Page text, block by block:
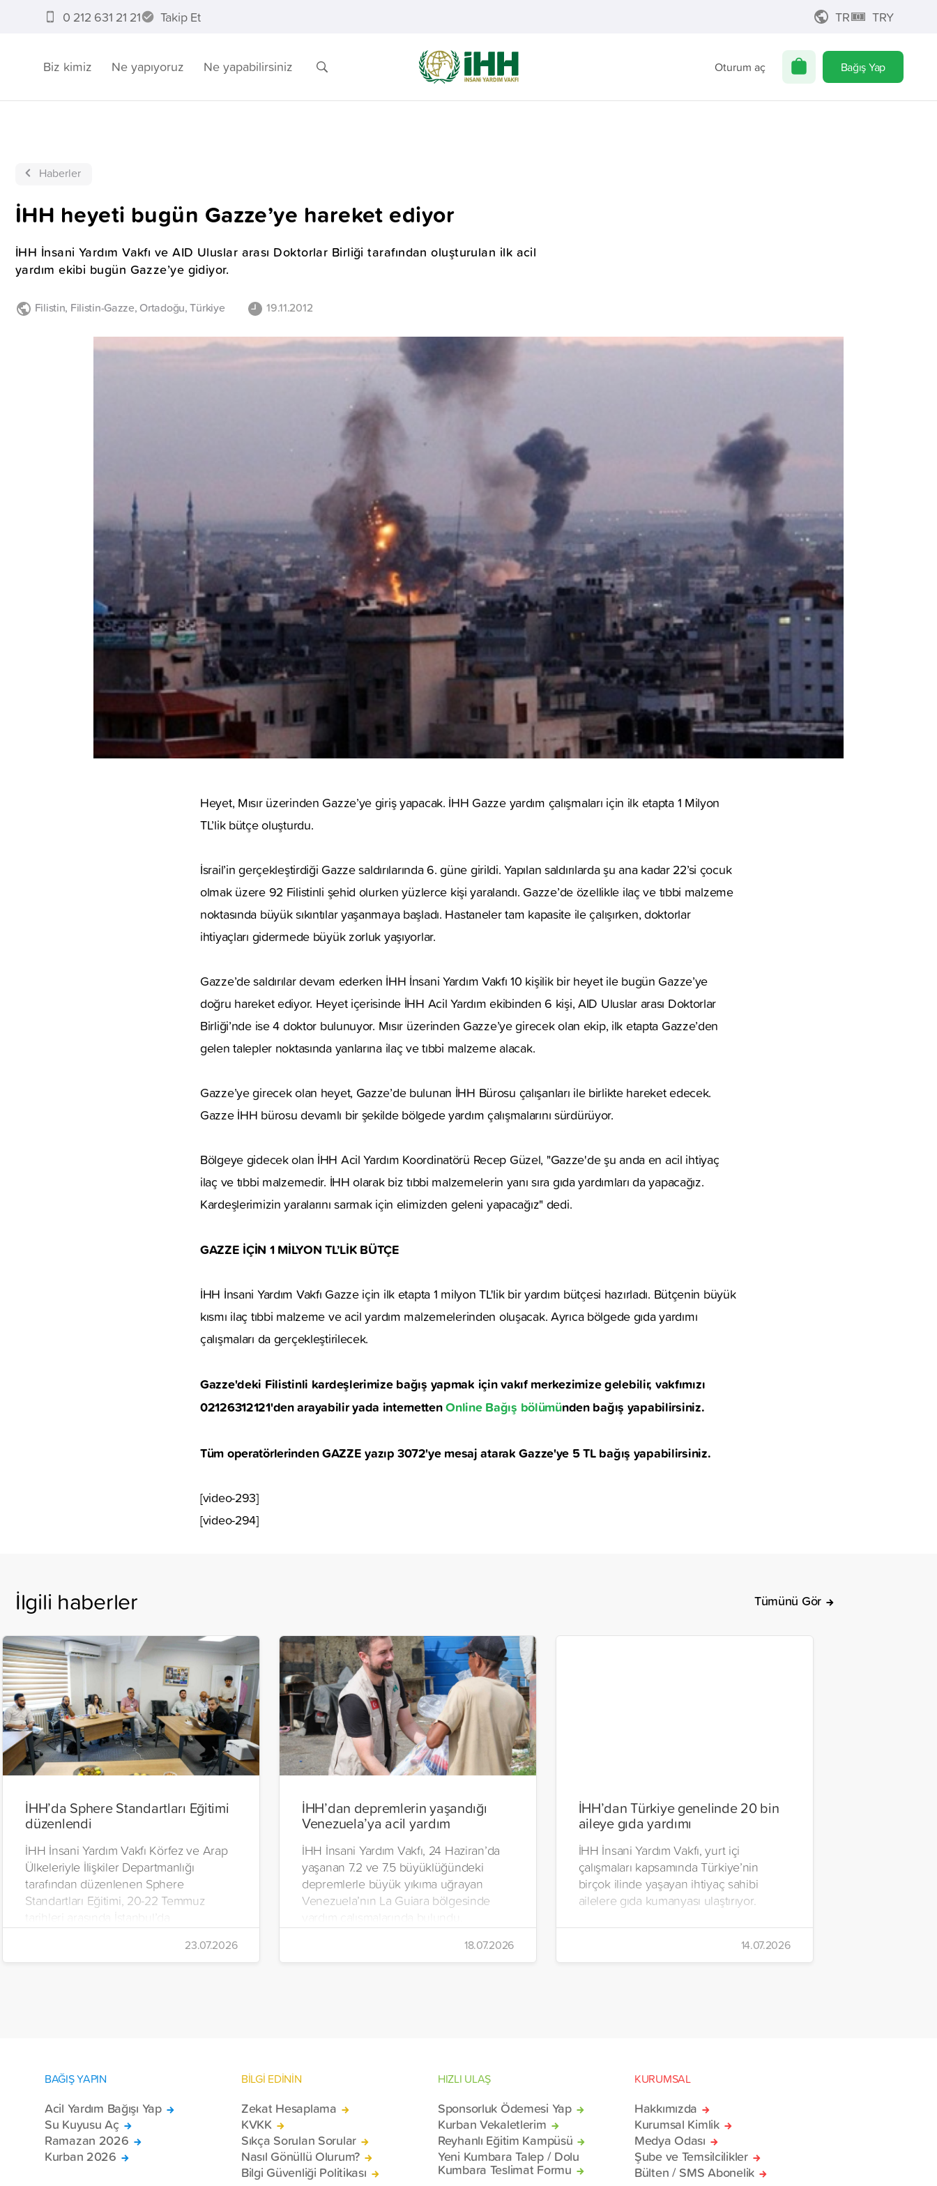
0 212 631 21 21 Takip Et TR TRY
Biz kimiz Ne yapıyoruz Ne yapabilirsiniz Oturum aç Bağış Yap
Haberler
İHH heyeti bugün Gazze’ye hareket ediyor
İHH İnsani Yardım Vakfı ve AID Uluslar arası Doktorlar Birliği tarafından oluşturulan ilk acil
yardım ekibi bugün Gazze’ye gidiyor.
Filistin, Filistin-Gazze,Ortadoğu,Türkiye 19.11.2012
Heyet, Mısır üzerinden Gazze’ye giriş yapacak. İHH Gazze yardım çalışmaları için ilk etapta 1 Milyon
TL’lik bütçe oluşturdu.
İsrail’in gerçekleştirdiği Gazze saldırılarında 6. güne girildi. Yapılan saldırılarda şu ana kadar 22’si çocuk
olmak üzere 92 Filistinli şehid olurken yüzlerce kişi yaralandı. Gazze’de özellikle ilaç ve tıbbi malzeme
noktasında büyük sıkıntılar yaşanmaya başladı. Hastaneler tam kapasite ile çalışırken, doktorlar
ihtiyaçları gidermede büyük zorluk yaşıyorlar.
Gazze’de saldırılar devam ederken İHH İnsani Yardım Vakfı 10 kişilik bir heyet ile bugün Gazze’ye
doğru hareket ediyor. Heyet içerisinde İHH Acil Yardım ekibinden 6 kişi, AID Uluslar arası Doktorlar
Birliği’nde ise 4 doktor bulunuyor. Mısır üzerinden Gazze’ye girecek olan ekip, ilk etapta Gazze’den
gelen talepler noktasında yanlarına ilaç ve tıbbi malzeme alacak.
Gazze’ye girecek olan heyet, Gazze’de bulunan İHH Bürosu çalışanları ile birlikte hareket edecek.
Gazze İHH bürosu devamlı bir şekilde bölgede yardım çalışmalarını sürdürüyor.
Bölgeye gidecek olan İHH Acil Yardım Koordinatörü Recep Güzel, "Gazze'de şu anda en acil ihtiyaç
ilaç ve tıbbi malzemedir. İHH olarak biz tıbbi malzemelerin yanı sıra gıda yardımları da yapacağız.
Kardeşlerimizin yaralarını sarmak için elimizden geleni yapacağız" dedi.
GAZZE İÇİN 1 MİLYON TL’LİK BÜTÇE
İHH İnsani Yardım Vakfı Gazze için ilk etapta 1 milyon TL'lik bir yardım bütçesi hazırladı. Bütçenin büyük
kısmı ilaç tıbbi malzeme ve acil yardım malzemelerinden oluşacak. Ayrıca bölgede gıda yardımı
çalışmaları da gerçekleştirilecek.
Gazze'deki Filistinli kardeşlerimize bağış yapmak için vakıf merkezimize gelebilir, vakfımızı
02126312121'den arayabilir yada internettenOnline Bağış bölümünden bağış yapabilirsiniz.
Tüm operatörlerinden GAZZE yazıp 3072'ye mesaj atarak Gazze'ye 5 TL bağış yapabilirsiniz.
[video-293]
[video-294]
İlgili haberler Tümünü Gör
İHH’da Sphere Standartları Eğitimi
düzenlendi
İHH İnsani Yardım Vakfı Körfez ve Arap
Ülkeleriyle İlişkiler Departmanlığı
tarafından düzenlenen Sphere
Standartları Eğitimi, 20-22 Temmuz
gerçekleştirildi.
23.07.2026
İHH’dan depremlerin yaşandığı
Venezuela’ya acil yardım
İHH İnsani Yardım Vakfı, 24 Haziran’da
yaşanan 7.2 ve 7.5 büyüklüğündeki
depremlerle büyük yıkıma uğrayan
Venezuela’nın La Guiara bölgesinde
Çalışmalar kapsamında, sıcak yemek,
içme suyu, gıda kolisi ve hijyen paketi
dağıtımları yapıldı.
18.07.2026
İHH’dan Türkiye genelinde 20 bin
aileye gıda yardımı
İHH İnsani Yardım Vakfı, yurt içi
çalışmaları kapsamında Türkiye’nin
birçok ilinde yaşayan ihtiyaç sahibi
ailelere gıda kumanyası ulaştırıyor.
14.07.2026
BAĞIŞ YAPIN
Acil Yardım Bağışı Yap
Su Kuyusu Aç
Ramazan 2026
Kurban 2026
BİLGİ EDİNİN
Zekat Hesaplama
KVKK
Sıkça Sorulan Sorular
Nasıl Gönüllü Olurum?
Bilgi Güvenliği Politikası
HIZLI ULAŞ
Sponsorluk Ödemesi Yap
Kurban Vekaletlerim
Reyhanlı Eğitim Kampüsü
Yeni Kumbara Talep / Dolu
Kumbara Teslimat Formu
KURUMSAL
Hakkımızda
Kurumsal Kimlik
Medya Odası
Şube ve Temsilcilikler
Bülten / SMS Abonelik